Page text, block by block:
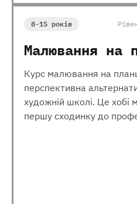
8-15 років
Малювання на
Курс малювання на
перспективна
художній школі. Це хобі
першу сходинку до